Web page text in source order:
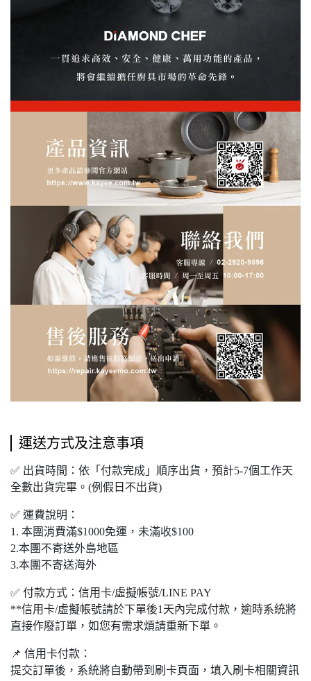
運送方式及注意事項
✅ 出貨時間：依「付款完成」順序出貨，預計5-7個工作天
全數出貨完畢。(例假日不出貨)
✅ 運費說明：
1. 本團消費滿$1000免運，未滿收$100
2.本團不寄送外島地區
3.本團不寄送海外
✅ 付款方式：信用卡/虛擬帳號/LINE PAY
**信用卡/虛擬帳號請於下單後1天內完成付款，逾時系統將
直接作廢訂單，如您有需求煩請重新下單。
📌 信用卡付款：
提交訂單後，系統將自動帶到刷卡頁面，填入刷卡相關資訊